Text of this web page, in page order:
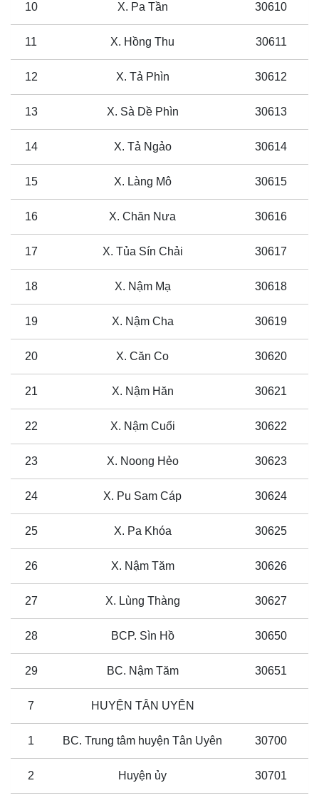
10 X. Pa Tần 30610
11 X. Hồng Thu 30611
12 X. Tả Phìn 30612
13 X. Sà Dề Phìn 30613
14 X. Tả Ngảo 30614
15 X. Làng Mô 30615
16 X. Chăn Nưa 30616
17 X. Tủa Sín Chải 30617
18 X. Nậm Mạ 30618
19 X. Nậm Cha 30619
20 X. Căn Co 30620
21 X. Nậm Hăn 30621
22 X. Nậm Cuổi 30622
23 X. Noong Hẻo 30623
24 X. Pu Sam Cáp 30624
25 X. Pa Khóa 30625
26 X. Nậm Tăm 30626
27 X. Lùng Thàng 30627
28 BCP. Sìn Hồ 30650
29 BC. Nậm Tăm 30651
7 HUYỆN TÂN UYÊN
1 BC. Trung tâm huyện Tân Uyên 30700
2 Huyện ủy 30701